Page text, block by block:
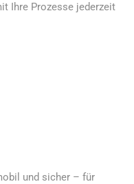
Ihre Prozesse jederzeit
und sicher – für